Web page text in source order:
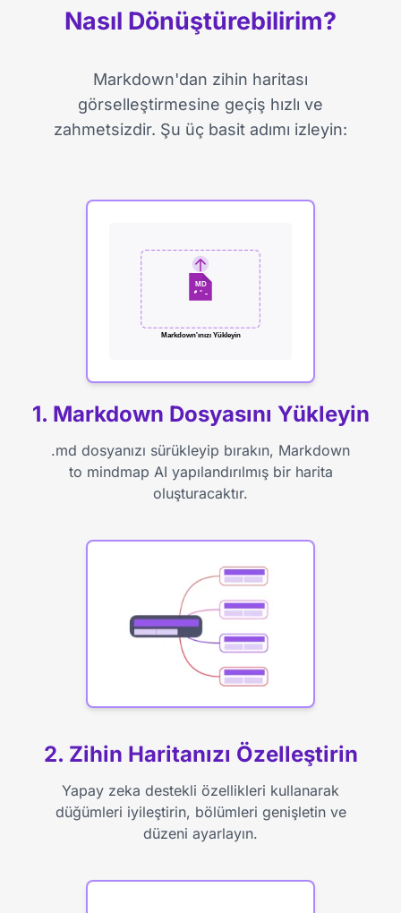
Nasıl Dönüştürebilirim?
Markdown'dan zihin haritası
görselleştirmesine geçiş hızlı ve
zahmetsizdir. Şu üç basit adımı izleyin:
MD
# * _
Markdown'ınızı Yükleyin
1. Markdown Dosyasını Yükleyin
.md dosyanızı sürükleyip bırakın, Markdown
to mindmap AI yapılandırılmış bir harita
oluşturacaktır.
2. Zihin Haritanızı Özelleştirin
Yapay zeka destekli özellikleri kullanarak
düğümleri iyileştirin, bölümleri genişletin ve
düzeni ayarlayın.